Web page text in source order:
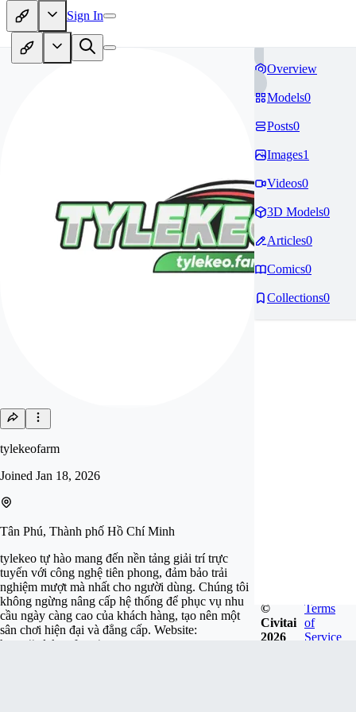
Sign In
tylekeofarm
Joined Jan 18, 2026
Tân Phú, Thành phố Hồ Chí Minh
tylekeo tự hào mang đến nền tảng giải trí trực
tuyến với công nghệ tiên phong, đảm bảo trải
nghiệm mượt mà nhất cho người dùng. Chúng tôi
không ngừng nâng cấp hệ thống để phục vụ nhu
cầu ngày càng cao của khách hàng, tạo nên một
sân chơi hiện đại và đẳng cấp. Website:
https://tylekeo.farm/
Overview
Models0
Posts0
Images1
Videos0
3D Models0
Articles0
Comics0
Collections0
©
Civitai
2026
Terms
of
Service